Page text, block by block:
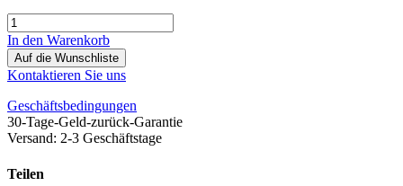
In den Warenkorb
Auf die Wunschliste
Kontaktieren Sie uns
Geschäftsbedingungen
30-Tage-Geld-zurück-Garantie
Versand: 2-3 Geschäftstage
Teilen